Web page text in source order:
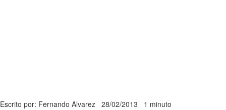
Escrito por: Fernando Alvarez 28/02/2013 1 minuto